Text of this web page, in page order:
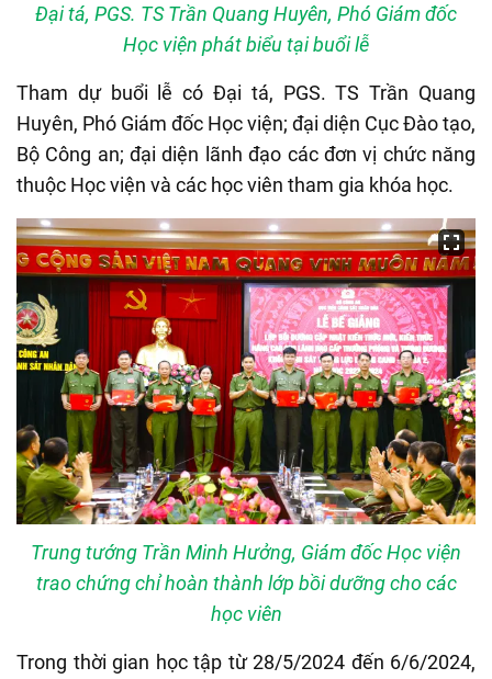
Đại tá, PGS. TS Trần Quang Huyên, Phó Giám đốc
Học viện phát biểu tại buổi lễ
Tham dự buổi lễ có Đại tá, PGS. TS Trần Quang
Huyên, Phó Giám đốc Học viện; đại diện Cục Đào tạo,
Bộ Công an; đại diện lãnh đạo các đơn vị chức năng
thuộc Học viện và các học viên tham gia khóa học.
Trung tướng Trần Minh Hưởng, Giám đốc Học viện
trao chứng chỉ hoàn thành lớp bồi dưỡng cho các
học viên
Trong thời gian học tập từ 28/5/2024 đến 6/6/2024,